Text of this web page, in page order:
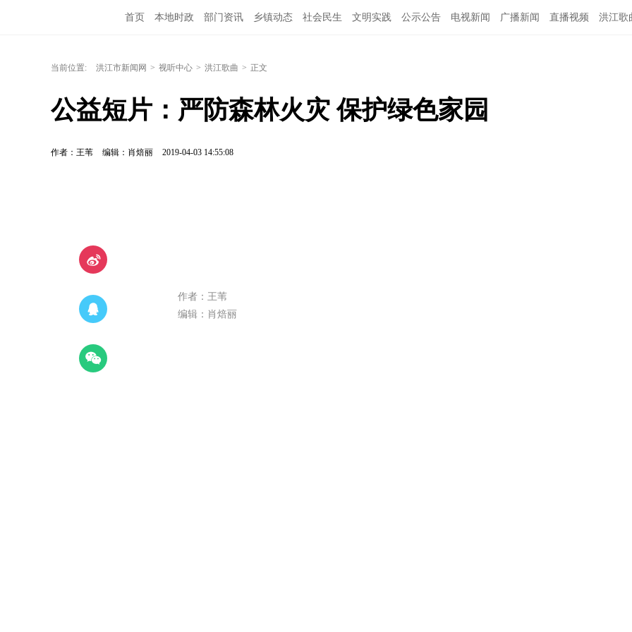
首页 本地时政 部门资讯 乡镇动态 社会民生 文明实践 公示公告 电视新闻 广播新闻 直播视频 洪江歌
当前位置: 洪江市新闻网 > 视听中心 > 洪江歌曲 > 正文
公益短片：严防森林火灾 保护绿色家园
作者：王苇 编辑：肖焙丽 2019-04-03 14:55:08
作者：王苇
编辑：肖焙丽